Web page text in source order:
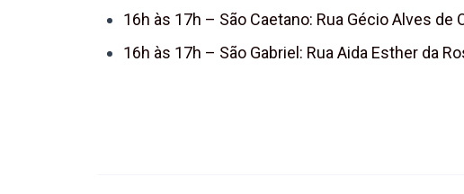
16h às 17h – São Caetano: Rua Gécio Alves de
16h às 17h – São Gabriel: Rua Aida Esther da